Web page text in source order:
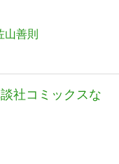
山善則
社コミックスな